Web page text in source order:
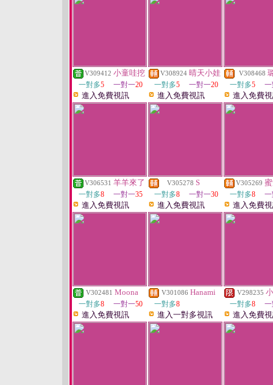
V309412 小童哇挖
一對多5 一對一20
進入免費視訊
V308924 晴天小娃
一對多5 一對一20
進入免費視訊
V308468
一對多5
進入免費
V306531 羊羊來了
一對多8 一對一35
進入免費視訊
V305278 S
一對多8 一對一30
進入免費視訊
V305269
一對多8
進入免費
V302481 Moona
一對多8 一對一50
進入免費視訊
V301086 Hanami
一對多8
進入一對多視訊
V298235
一對多8
進入免費